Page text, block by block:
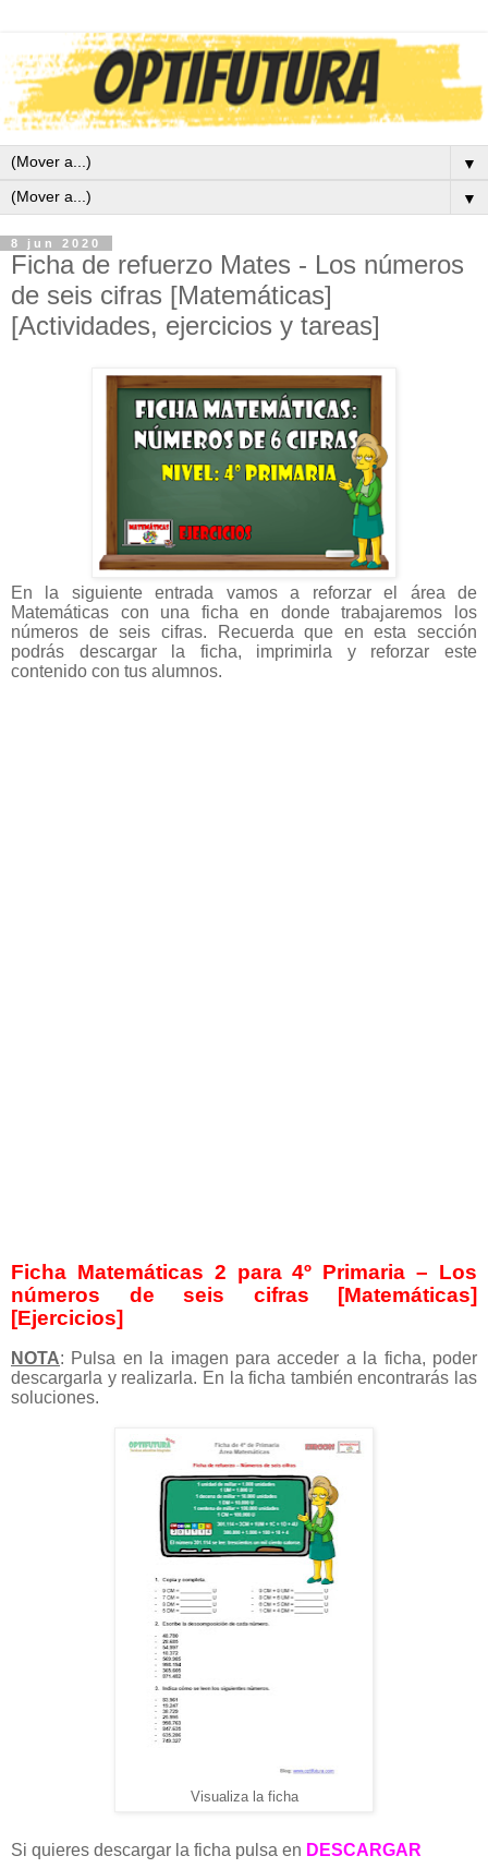
▼
▼
8 jun 2020
Ficha de refuerzo Mates - Los números
de seis cifras [Matemáticas]
[Actividades, ejercicios y tareas]
En la siguiente entrada vamos a reforzar el área de
Matemáticas con una ficha en donde trabajaremos los
números de seis cifras. Recuerda que en esta sección
podrás descargar la ficha, imprimirla y reforzar este
contenido con tus alumnos.
Ficha Matemáticas 2 para 4º Primaria – Los
números de seis cifras [Matemáticas]
[Ejercicios]
NOTA: Pulsa en la imagen para acceder a la ficha, poder
descargarla y realizarla. En la ficha también encontrarás las
soluciones.
Visualiza la ficha
Si quieres descargar la ficha pulsa en DESCARGAR